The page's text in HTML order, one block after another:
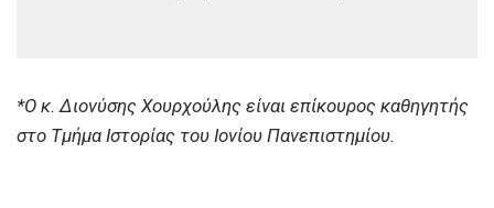
*Ο κ. Διονύσης Χουρχούλης είναι επίκουρος καθηγητής
στο Τμήμα Ιστορίας του Ιονίου Πανεπιστημίου.